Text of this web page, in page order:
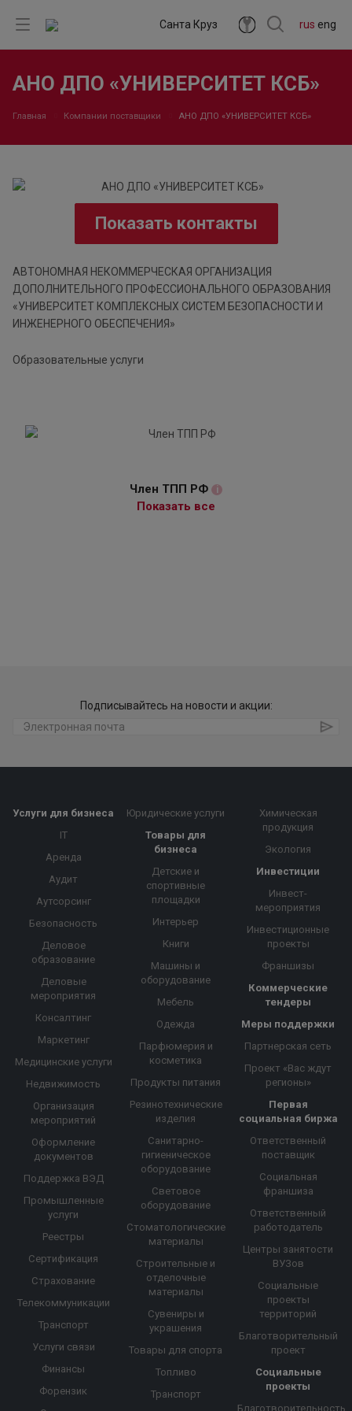
rus eng
Санта Круз
АНО ДПО «УНИВЕРСИТЕТ КСБ»
Главная Компании поставщики АНО ДПО «УНИВЕРСИТЕТ КСБ»
Показать контакты
АВТОНОМНАЯ НЕКОММЕРЧЕСКАЯ ОРГАНИЗАЦИЯ
ДОПОЛНИТЕЛЬНОГО ПРОФЕССИОНАЛЬНОГО ОБРАЗОВАНИЯ
«УНИВЕРСИТЕТ КОМПЛЕКСНЫХ СИСТЕМ БЕЗОПАСНОСТИ И
ИНЖЕНЕРНОГО ОБЕСПЕЧЕНИЯ»
Образовательные услуги
Член ТПП РФ i
Показать все
Подписывайтесь на новости и акции:
Услуги для бизнеса
IT
Аренда
Аудит
Аутсорсинг
Безопасность
Деловое
образование
Деловые
мероприятия
Консалтинг
Маркетинг
Медицинские услуги
Недвижимость
Организация
мероприятий
Оформление
документов
Поддержка ВЭД
Промышленные
услуги
Реестры
Сертификация
Страхование
Телекоммуникации
Транспорт
Услуги связи
Финансы
Форензик
Юридические услуги
Товары для
бизнеса
Детские и
спортивные
площадки
Интерьер
Книги
Машины и
оборудование
Мебель
Одежда
Парфюмерия и
косметика
Продукты питания
Резинотехнические
изделия
Санитарно-
гигиеническое
оборудование
Световое
оборудование
Стоматологические
материалы
Строительные и
отделочные
материалы
Сувениры и
украшения
Товары для спорта
Топливо
Транспорт
Химическая
продукция
Экология
Инвестиции
Инвест-
мероприятия
Инвестиционные
проекты
Франшизы
Коммерческие
тендеры
Меры поддержки
Партнерская сеть
Проект «Вас ждут
регионы»
Первая
социальная биржа
Ответственный
поставщик
Социальная
франшиза
Ответственный
работодатель
Центры занятости
ВУЗов
Социальные
проекты
территорий
Благотворительный
проект
Социальные
проекты
Благотворительность